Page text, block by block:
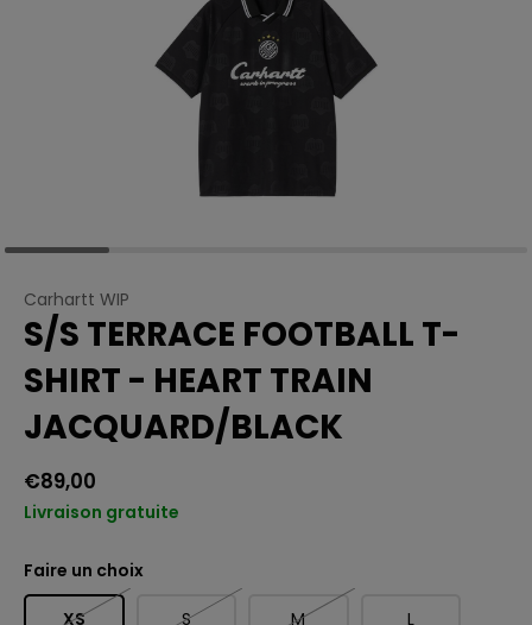
Carhartt WIP
S/S TERRACE FOOTBALL T-
SHIRT - HEART TRAIN
JACQUARD/BLACK
€89,00
Livraison gratuite
Faire un choix
XS S M L